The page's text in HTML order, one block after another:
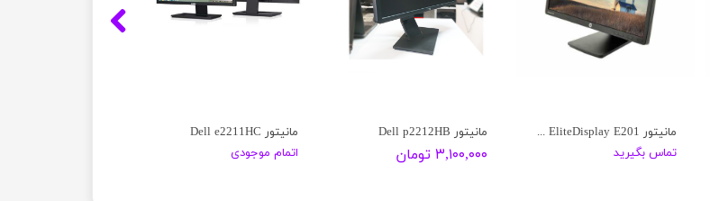
مانیتور Dell e2211HC
اتمام موجودی
مانیتور Dell p2212HB
۳,۱۰۰,۰۰۰ تومان
مانیتور HP EliteDisplay E201
تماس بگیرید